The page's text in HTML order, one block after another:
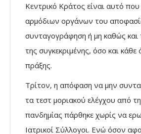
Κεντρικό Κράτος είναι αυτό
αρμόδιων οργάνων του
συνταγογράφηση ή μη καθώς και
της συγκεκριμένης, όσο και κάθε
πράξης.
Τρίτον, η απόφαση να μην
τα τεστ μοριακού ελέγχου από
πανδημίας πάρθηκε χωρίς να
Ιατρικοί Σύλλογοι. Ενώ όσον